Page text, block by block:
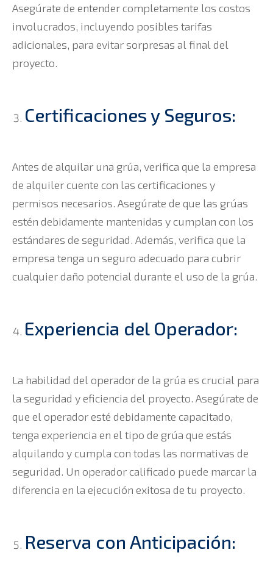
Asegúrate de entender completamente los costos
involucrados, incluyendo posibles tarifas
adicionales, para evitar sorpresas al final del
proyecto.
Certificaciones y Seguros:
Antes de alquilar una grúa, verifica que la empresa
de alquiler cuente con las certificaciones y
permisos necesarios. Asegúrate de que las grúas
estén debidamente mantenidas y cumplan con los
estándares de seguridad. Además, verifica que la
empresa tenga un seguro adecuado para cubrir
cualquier daño potencial durante el uso de la grúa.
Experiencia del Operador:
La habilidad del operador de la grúa es crucial para
la seguridad y eficiencia del proyecto. Asegúrate de
que el operador esté debidamente capacitado,
tenga experiencia en el tipo de grúa que estás
alquilando y cumpla con todas las normativas de
seguridad. Un operador calificado puede marcar la
diferencia en la ejecución exitosa de tu proyecto.
Reserva con Anticipación: